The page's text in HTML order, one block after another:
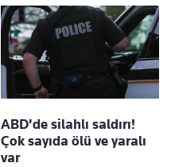
ABD'de silahlı saldırı!
Çok sayıda ölü ve yaralı
var